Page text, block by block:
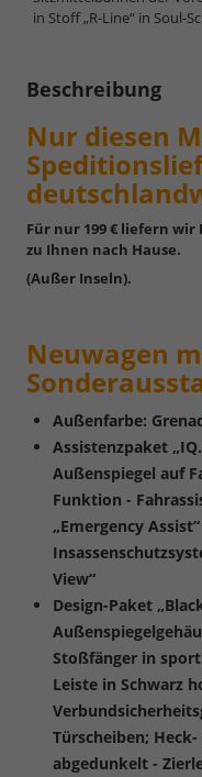
in Stoff „R-Line“ in Soul-
Beschreibung
Nur diesen
Für nur 199 € liefern
zu Ihnen nach Hause.
(Außer Inseln).
Neuwagen
Außenfarbe:
Assistenzpaket
Außenspiegel auf
Funktion -
„Emergency
View“
Design-Paket
Stoßfänger in
Leiste in Schwarz
Türscheiben;
abgedunkelt -